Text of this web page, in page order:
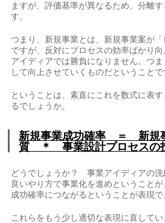
ますが、評価基準が異なるため、分離
す。
つまり、新規事業とは、新規事業案が
ですが、反対にプロセスの効率ばかり
アイディアでは勝負になりません。つ
して向上させていくものだということで
ということは、素直にこれを数式に表
るでしょうか。
新規事業成功確率 ＝ 新規
質 ＊ 事業設計プロセスの
どうでしょうか？ 事業アイディアの洗
良いやり方で事業化を進めということ
成功確率につながるということが表現で
これらをもう少し適切な表現に直してい